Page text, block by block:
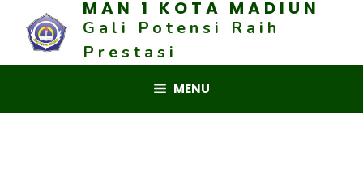
content
MAN 1 KOTA MADIUN
Gali Potensi Raih
Prestasi
MENU